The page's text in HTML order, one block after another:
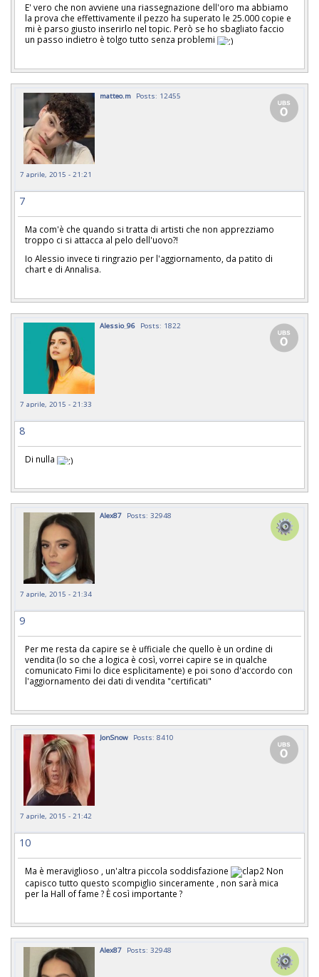
E' vero che non avviene una riassegnazione dell'oro ma abbiamo
la prova che effettivamente il pezzo ha superato le 25.000 copie e
mi è parso giusto inserirlo nel topic. Però se ho sbagliato faccio
un passo indietro è tolgo tutto senza problemi
matteo.m Posts: 12455
7 aprile, 2015 - 21:21
7
Ma com'è che quando si tratta di artisti che non apprezziamo
troppo ci si attacca al pelo dell'uovo?!
Io Alessio invece ti ringrazio per l'aggiornamento, da patito di
chart e di Annalisa.
Alessio_96 Posts: 1822
7 aprile, 2015 - 21:33
8
Di nulla
Alex87 Posts: 32948
7 aprile, 2015 - 21:34
9
Per me resta da capire se è ufficiale che quello è un ordine di
vendita (lo so che a logica è così, vorrei capire se in qualche
comunicato Fimi lo dice esplicitamente) e poi sono d'accordo con
l'aggiornamento dei dati di vendita "certificati"
JonSnow Posts: 8410
7 aprile, 2015 - 21:42
10
Ma è meraviglioso , un'altra piccola soddisfazione
Non
capisco tutto questo scompiglio sinceramente , non sarà mica
per la Hall of fame ? È così importante ?
Alex87 Posts: 32948